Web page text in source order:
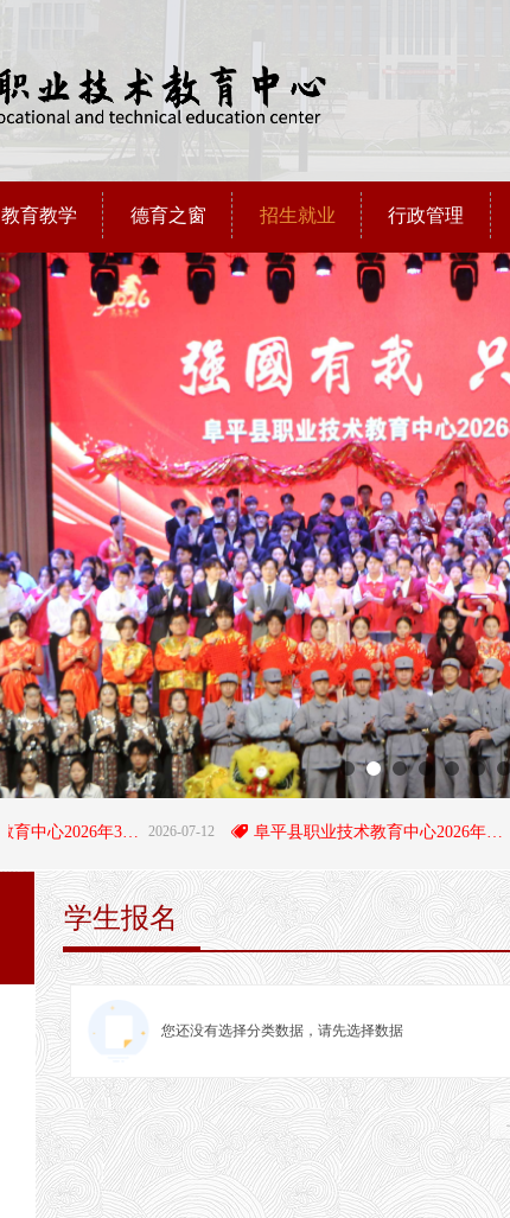
教育教学 德育之窗 招生就业 行政管理
2026-07-12
阜平县职业技术教育中心2026年3+4"贯通培养项目拟录取学生名单公示 뀄 阜平县职业技术教育中心2026年招生简章
学生报名
您还没有选择分类数据，请先选择数据